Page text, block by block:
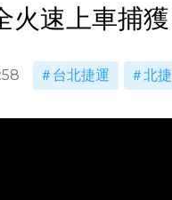
火速上車捕獲
台北捷運 北捷